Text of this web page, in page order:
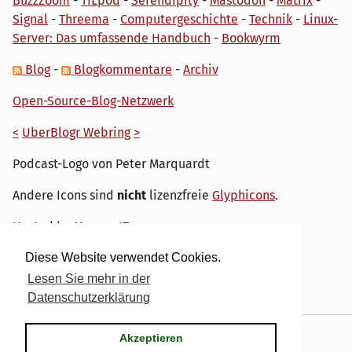
Diese Website verwendet Cookies.
Lesen Sie mehr in der
Datenschutzerklärung
Akzeptieren
Signal - Threema - Computergeschichte - Technik - Linux-
Server: Das umfassende Handbuch - Bookwyrm
Blog- Blogkommentare - Archiv
Open-Source-Blog-Netzwerk
< UberBlogr Webring >
Podcast-Logo von Peter Marquardt
Andere Icons sind nicht lizenzfreie Glyphicons.
Hosted by My own IT.
Serendipity& the dirk